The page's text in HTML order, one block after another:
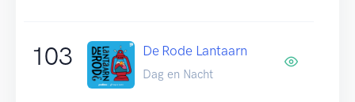
103 De Rode Lantaarn
Dag en Nacht